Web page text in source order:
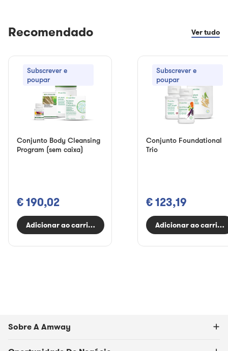
Recomendado Ver tudo
Subscrever e
poupar
Conjunto Body Cleansing
Program (sem caixa)
€ 190,02
Adicionar ao carrinho
Subscrever e
poupar
Conjunto Foundational
Trio
€ 123,19
Adicionar ao
Sobre A Amway